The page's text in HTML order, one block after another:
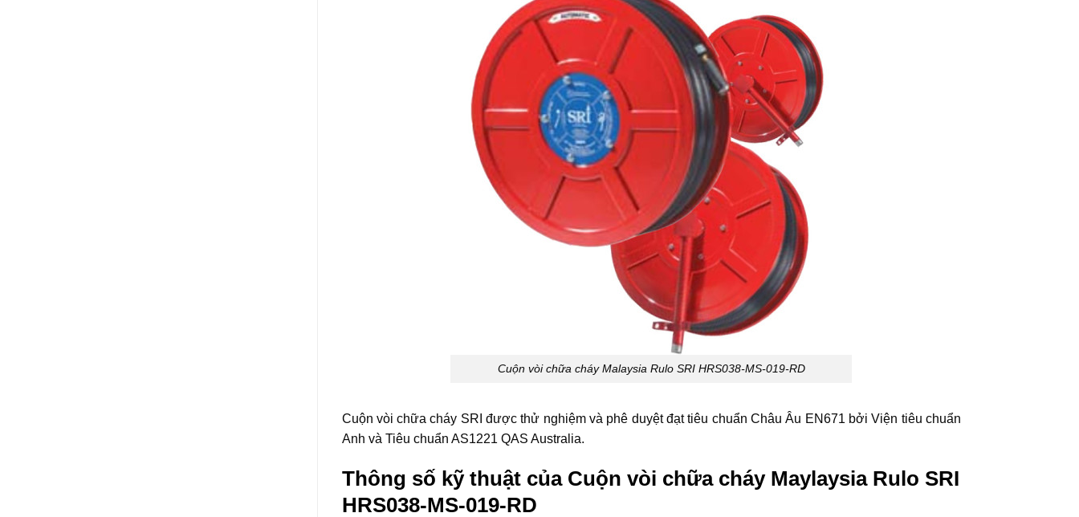
Cuộn vòi chữa cháy Malaysia Rulo SRI HRS038-MS-019-RD
Cuộn vòi chữa cháy SRI được thử nghiệm và phê duyệt đạt tiêu chuẩn Châu Âu EN671 bởi Viện tiêu chuẩn
Anh và Tiêu chuẩn AS1221 QAS Australia.
Thông số kỹ thuật của Cuộn vòi chữa cháy Maylaysia Rulo SRI
HRS038-MS-019-RD